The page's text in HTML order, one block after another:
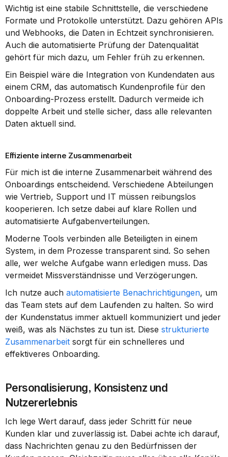
Wichtig ist eine stabile Schnittstelle, die verschiedene
Formate und Protokolle unterstützt. Dazu gehören APIs
und Webhooks, die Daten in Echtzeit synchronisieren.
Auch die automatisierte Prüfung der Datenqualität
gehört für mich dazu, um Fehler früh zu erkennen.
Ein Beispiel wäre die Integration von Kundendaten aus
einem CRM, das automatisch Kundenprofile für den
Onboarding-Prozess erstellt. Dadurch vermeide ich
doppelte Arbeit und stelle sicher, dass alle relevanten
Daten aktuell sind.
Effiziente interne Zusammenarbeit
Für mich ist die interne Zusammenarbeit während des
Onboardings entscheidend. Verschiedene Abteilungen
wie Vertrieb, Support und IT müssen reibungslos
kooperieren. Ich setze dabei auf klare Rollen und
automatisierte Aufgabenverteilungen.
Moderne Tools verbinden alle Beteiligten in einem
System, in dem Prozesse transparent sind. So sehen
alle, wer welche Aufgabe wann erledigen muss. Das
vermeidet Missverständnisse und Verzögerungen.
Ich nutze auch automatisierte Benachrichtigungen, um
das Team stets auf dem Laufenden zu halten. So wird
der Kundenstatus immer aktuell kommuniziert und jeder
weiß, was als Nächstes zu tun ist. Diese strukturierte
Zusammenarbeit sorgt für ein schnelleres und
effektiveres Onboarding.
Personalisierung, Konsistenz und
Nutzererlebnis
Ich lege Wert darauf, dass jeder Schritt für neue
Kunden klar und zuverlässig ist. Dabei achte ich darauf,
dass Nachrichten genau zu den Bedürfnissen der